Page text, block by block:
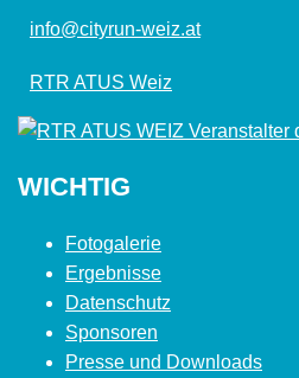
info@cityrun-weiz.at
RTR ATUS Weiz
WICHTIG
Fotogalerie
Ergebnisse
Datenschutz
Sponsoren
Presse und Downloads